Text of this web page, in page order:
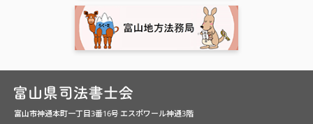
富山市神通本町一丁目3番16号 エスポワール神通3階